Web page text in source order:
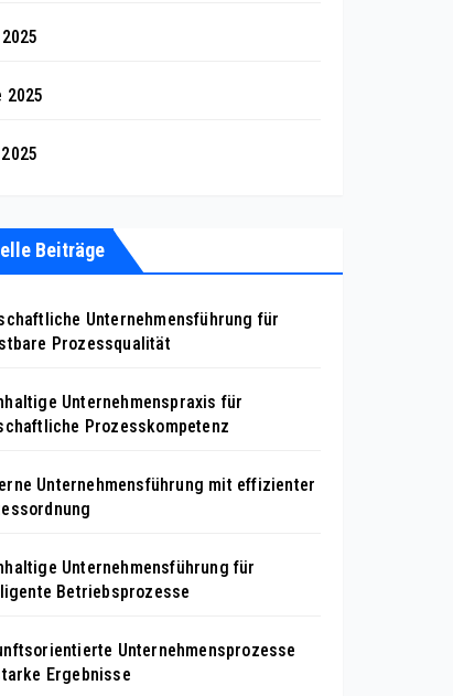
2025
Beiträge
Unternehmensführung für
Prozessqualität
Unternehmenspraxis für
Prozesskompetenz
Unternehmensführung mit effizienter
Unternehmensführung für
Betriebsprozesse
Unternehmensprozesse
Ergebnisse